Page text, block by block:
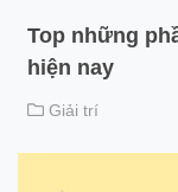
Top những
hiện nay
Giải trí